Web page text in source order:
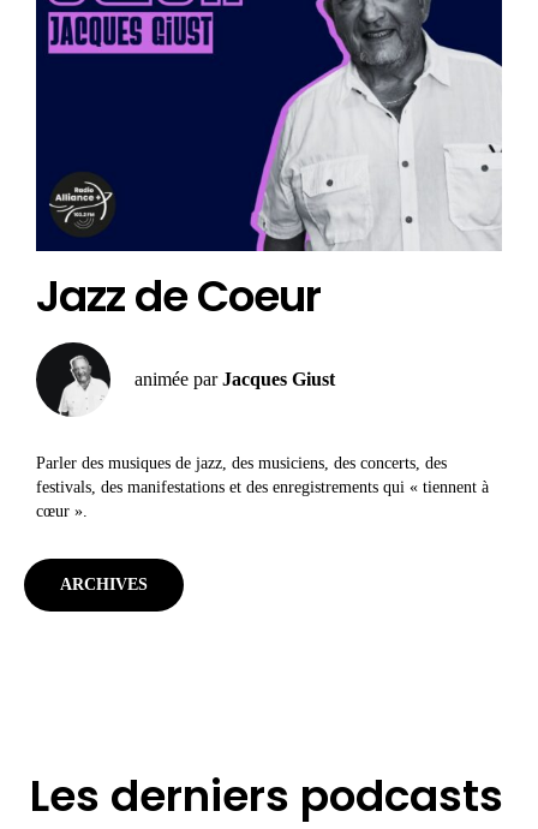
Jazz de Coeur
animée parJacques Giust
Parler des musiques de jazz, des musiciens, des concerts, des
festivals, des manifestations et des enregistrements qui « tiennent à
cœur ».
ARCHIVES
Les derniers podcasts